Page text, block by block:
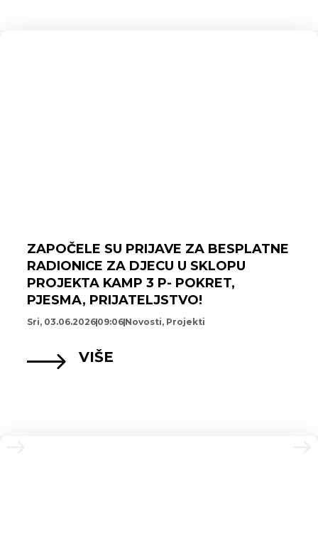
ZAPOČELE SU PRIJAVE ZA BESPLATNE
RADIONICE ZA DJECU U SKLOPU
PROJEKTA KAMP 3 P- POKRET,
PJESMA, PRIJATELJSTVO!
Sri, 03.06.2026 09:06 Novosti, Projekti
VIŠE